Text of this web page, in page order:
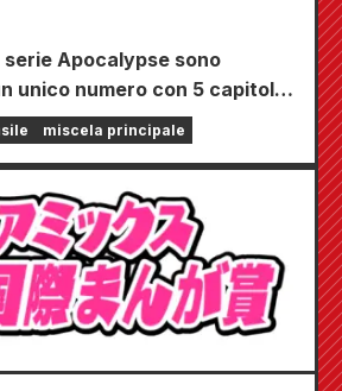
Apocalypse sono
unico numero con 5 capitoli!!
2026 di "Monthly
in vendita dal 24 luglio!!
miscela principale